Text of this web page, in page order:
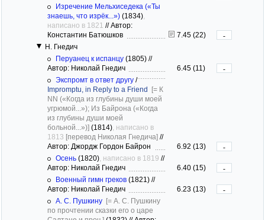
Изречение Мельхиседека («Ты
знаешь, что изрёк...») (1834)
написано в 1821 //Автор:
Константин Батюшков
7.45 (22)
-
Н. Гнедич
Перуанец к испанцу (1805) //
Автор: Николай Гнедич
6.45 (11)
-
Экспромт в ответ другу /
Impromptu, in Reply to a Friend [= К
NN («Когда из глубины души моей
угрюмой...»); Из Байрона («Когда
из глубины души моей
больной...»)] (1814) , написано в
1813 [перевод Николая Гнедича] //
Автор: Джордж Гордон Байрон
6.92 (13)
-
Осень (1820) , написано в 1819 //
Автор: Николай Гнедич
6.40 (15)
-
Военный гимн греков (1821) //
Автор: Николай Гнедич
6.23 (13)
-
А. С. Пушкину [= А. С. Пушкину
по прочтении сказки его о царе